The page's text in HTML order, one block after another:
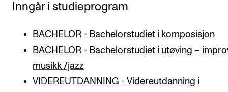
Inngår i studieprogram
BACHELOR - Bachelorstudiet i komposisjon
BACHELOR - Bachelorstudiet i utøving –
musikk /jazz
VIDEREUTDANNING - Videreutdanning i